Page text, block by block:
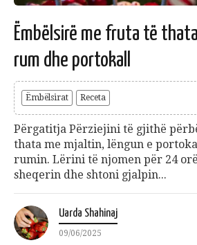
Ëmbëlsirë me fruta të
rum dhe portokall
Ëmbëlsirat Receta
Përgatitja Përziejini të gjithë
thata me mjaltin, lëngun e
rumin. Lërini të njomen për 24
sheqerin dhe shtoni gjalpin...
Uarda Shahinaj
09/06/2025